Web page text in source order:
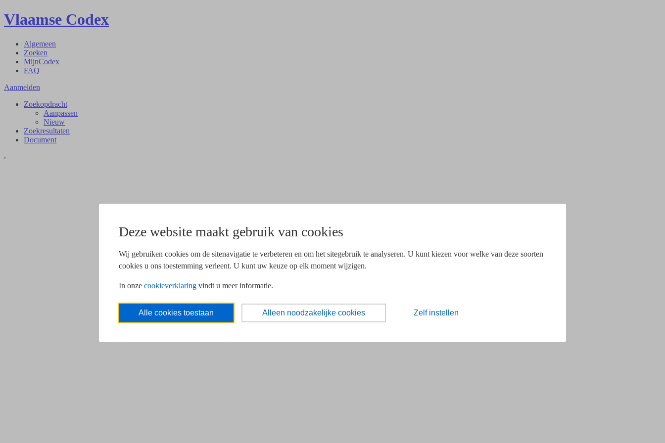
Deze website maakt gebruik van cookies
Wij gebruiken cookies om de sitenavigatie te verbeteren en om het sitegebruik te analyseren. U kunt kiezen voor welke van deze soorten
cookies u ons toestemming verleent. U kunt uw keuze op elk moment wijzigen.
In onze cookieverklaring vindt u meer informatie.
Alle cookies toestaan Alleen noodzakelijke cookies Zelf instellen
Vlaamse Codex
Algemeen
Zoeken
MijnCodex
FAQ
Aanmelden
Zoekopdracht
Aanpassen
Nieuw
Zoekresultaten
Document